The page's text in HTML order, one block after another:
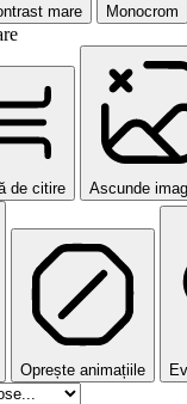
mare Monocrom
de citire Ascunde
Oprește animațiile